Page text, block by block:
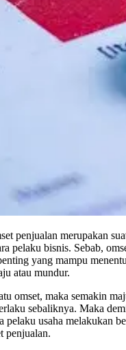
penjualan merupakan
pelaku bisnis. Sebab,
yang mampu
atau mundur.
omset, maka semakin
sebaliknya. Maka
pelaku usaha melakukan
penjualan.